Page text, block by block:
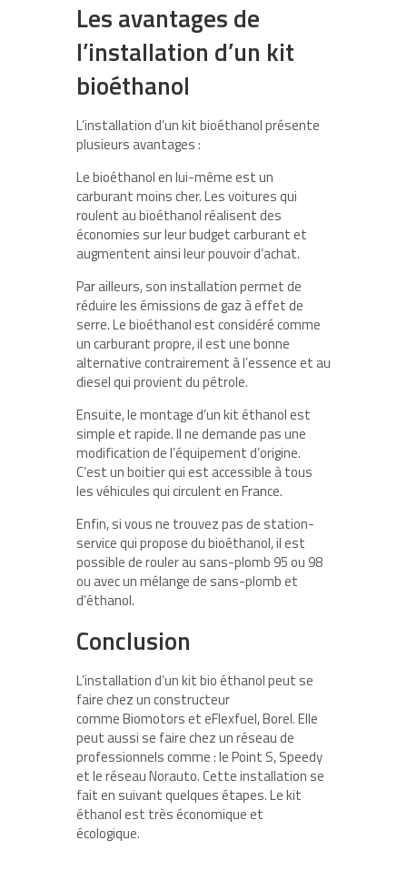
Les avantages de
l’installation d’un kit
bioéthanol
L’installation d’un kit bioéthanol présente
plusieurs avantages :
Le bioéthanol en lui-même est un
carburant moins cher. Les voitures qui
roulent au bioéthanol réalisent des
économies sur leur budget carburant et
augmentent ainsi leur pouvoir d’achat.
Par ailleurs, son installation permet de
réduire les émissions de gaz à effet de
serre. Le bioéthanol est considéré comme
un carburant propre, il est une bonne
alternative contrairement à l’essence et au
diesel qui provient du pétrole.
Ensuite, le montage d’un kit éthanol est
simple et rapide. Il ne demande pas une
modification de l’équipement d’origine.
C’est un boitier qui est accessible à tous
les véhicules qui circulent en France.
Enfin, si vous ne trouvez pas de station-
service qui propose du bioéthanol, il est
possible de rouler au sans-plomb 95 ou 98
ou avec un mélange de sans-plomb et
d’éthanol.
Conclusion
L’installation d’un kit bio éthanol peut se
faire chez un constructeur
commeBiomotors et eFlexfuel, Borel. Elle
peut aussi se faire chez un réseau de
professionnels comme : le Point S, Speedy
et le réseau Norauto. Cette installation se
fait en suivant quelques étapes. Le kit
éthanol est très économique et
écologique.